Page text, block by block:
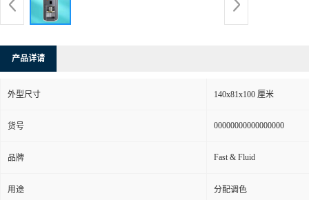
产品详请
外型尺寸 140x81x100 厘米
货号 00000000000000000
品牌 Fast & Fluid
用途 分配调色